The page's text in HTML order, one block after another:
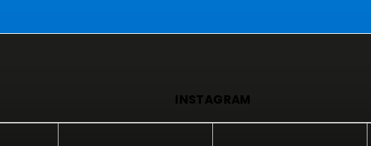
INSTAGRAM